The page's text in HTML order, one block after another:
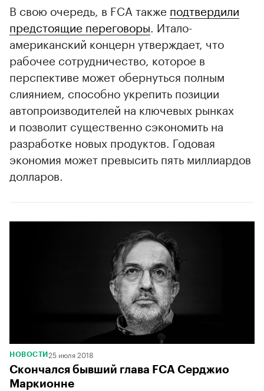
00:00 / 00:00
В свою очередь, в FCA также подтвердили
предстоящие переговоры . Итало-
американский концерн утверждает, что
рабочее сотрудничество, которое в
перспективе может обернуться полным
слиянием, способно укрепить позиции
автопроизводителей на ключевых рынках
и позволит существенно сэкономить на
разработке новых продуктов. Годовая
экономия может превысить пять миллиардов
долларов.
НОВОСТИ 25 июля 2018
Скончался бывший глава FCA Серджио
Маркионне